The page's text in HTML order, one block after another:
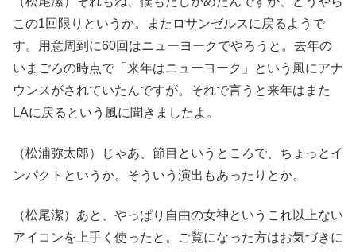
この1回限りというか。またロサンゼルスに戻るようで
す。用意周到に60回はニューヨークでやろうと。去年の
いまごろの時点で「来年はニューヨーク」という風にアナ
ウンスがされていたんですが。それで言うと来年はまた
LAに戻るという風に聞きましたよ。
（松浦弥太郎）じゃあ、節目というところで、ちょっとイ
ンパクトというか。そういう演出もあったりとか。
（松尾潔）あと、やっぱり自由の女神というこれ以上ない
アイコンを上手く使ったと。ご覧になった方はお気づきに